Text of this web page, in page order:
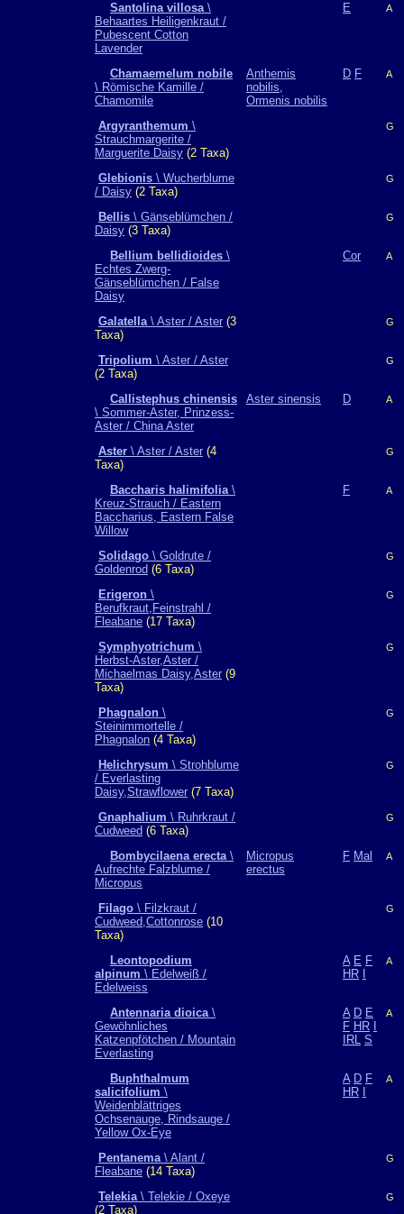
Santolina villosa\
Behaartes Heiligenkraut /
Pubescent Cotton
Lavender
E A
Chamaemelum nobile
\ Römische Kamille /
Chamomile
Anthemis
nobilis,
Ormenis nobilis
D F A
Argyranthemum \
Strauchmargerite /
Marguerite Daisy (2 Taxa)
G
Glebionis \ Wucherblume
/ Daisy (2 Taxa)
G
Bellis \ Gänseblümchen /
Daisy (3 Taxa)
G
Bellium bellidioides \
Echtes Zwerg-
Gänseblümchen / False
Daisy
Cor A
Galatella\ Aster / Aster (3
Taxa)
G
Tripolium \ Aster / Aster
(2 Taxa)
G
Callistephus chinensis
\ Sommer-Aster, Prinzess-
Aster / China Aster
Aster sinensis D A
Aster \ Aster / Aster (4
Taxa)
G
Baccharis halimifolia\
Kreuz-Strauch / Eastern
Baccharius, Eastern False
Willow
F A
Solidago \ Goldrute /
Goldenrod (6 Taxa)
G
Erigeron \
Berufkraut,Feinstrahl /
Fleabane (17 Taxa)
G
Symphyotrichum \
Herbst-Aster,Aster /
Michaelmas Daisy,Aster (9
Taxa)
G
Phagnalon \
Steinimmortelle /
Phagnalon (4 Taxa)
G
Helichrysum \ Strohblume
/ Everlasting
Daisy,Strawflower (7 Taxa)
G
Gnaphalium \ Ruhrkraut /
Cudweed (6 Taxa)
G
Bombycilaena erecta\
Aufrechte Falzblume /
Micropus
Micropus
erectus
F Mal A
Filago \ Filzkraut /
Cudweed,Cottonrose (10
Taxa)
G
Leontopodium
alpinum \ Edelweiß /
Edelweiss
A E F
HR
A
Antennaria dioica\
Gewöhnliches
Katzenpfötchen / Mountain
Everlasting
A D E
F HR
IRL S
A
Buphthalmum
salicifolium \
Weidenblättriges
Ochsenauge, Rindsauge /
Yellow Ox-Eye
A D F
HR
A
Pentanema\ Alant /
Fleabane (14 Taxa)
G
Telekia\ Telekie / Oxeye
(2 Taxa)
G